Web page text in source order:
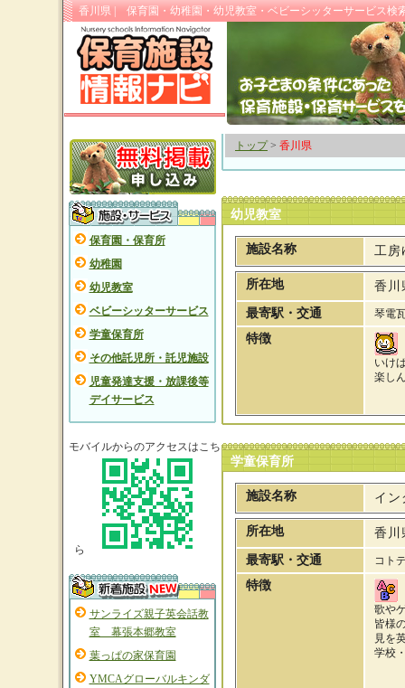
香川県 | 保育園・幼稚園・幼児教室・ベビーシッターサービス検
保育園・保育所
幼稚園
幼児教室
ベビーシッターサービス
学童保育所
その他託児所・託児施設
児童発達支援・放課後等
デイサービス
モバイルからのアクセスはこち
ら
サンライズ親子英会話教
室 幕張本郷教室
葉っぱの家保育園
YMCAグローバルキンダ
トップ> 香川県
幼児教室
施設名称 工
所在地
香川
最寄駅・交通
琴電
特徴
いけ
楽し
学童保育所
施設名称 イ
所在地
香川
最寄駅・交通
コト
特徴
歌や
皆様
見を
学校